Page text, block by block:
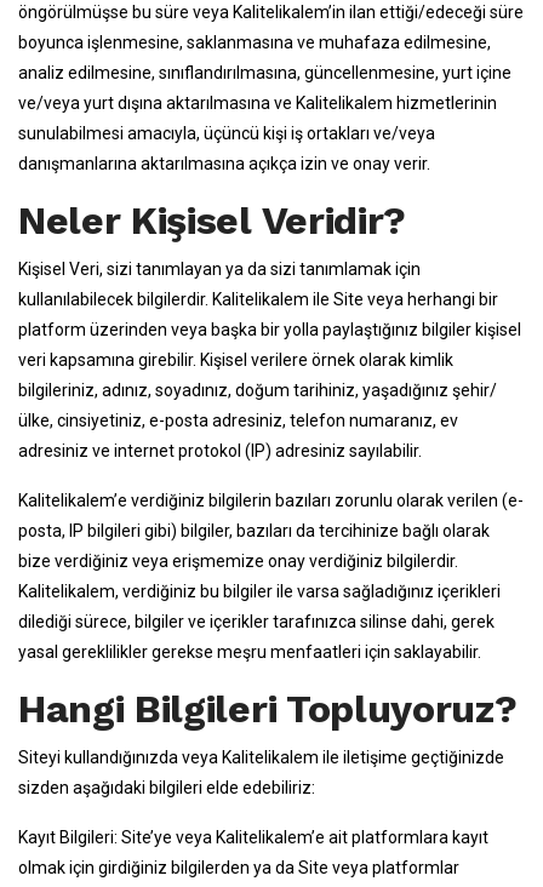
öngörülmüşse bu süre veya Kalitelikalem’in ilan ettiği/edeceği süre
boyunca işlenmesine, saklanmasına ve muhafaza edilmesine,
analiz edilmesine, sınıflandırılmasına, güncellenmesine, yurt içine
ve/veya yurt dışına aktarılmasına ve Kalitelikalem hizmetlerinin
sunulabilmesi amacıyla, üçüncü kişi iş ortakları ve/veya
danışmanlarına aktarılmasına açıkça izin ve onay verir.
Neler Kişisel Veridir?
Kişisel Veri, sizi tanımlayan ya da sizi tanımlamak için
kullanılabilecek bilgilerdir. Kalitelikalem ile Site veya herhangi bir
platform üzerinden veya başka bir yolla paylaştığınız bilgiler kişisel
veri kapsamına girebilir. Kişisel verilere örnek olarak kimlik
bilgileriniz, adınız, soyadınız, doğum tarihiniz, yaşadığınız şehir/
ülke, cinsiyetiniz, e-posta adresiniz, telefon numaranız, ev
adresiniz ve internet protokol (IP) adresiniz sayılabilir.
Kalitelikalem’e verdiğiniz bilgilerin bazıları zorunlu olarak verilen (e-
posta, IP bilgileri gibi) bilgiler, bazıları da tercihinize bağlı olarak
bize verdiğiniz veya erişmemize onay verdiğiniz bilgilerdir.
Kalitelikalem, verdiğiniz bu bilgiler ile varsa sağladığınız içerikleri
dilediği sürece, bilgiler ve içerikler tarafınızca silinse dahi, gerek
yasal gereklilikler gerekse meşru menfaatleri için saklayabilir.
Hangi Bilgileri Topluyoruz?
Siteyi kullandığınızda veya Kalitelikalem ile iletişime geçtiğinizde
sizden aşağıdaki bilgileri elde edebiliriz:
Kayıt Bilgileri: Site’ye veya Kalitelikalem’e ait platformlara kayıt
olmak için girdiğiniz bilgilerden ya da Site veya platformlar